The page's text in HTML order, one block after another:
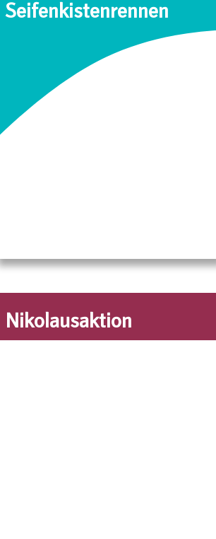
Seifenkistenrennen
Nikolausaktion